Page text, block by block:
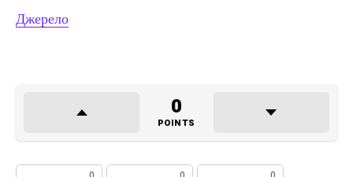
Джерело
0
POINTS